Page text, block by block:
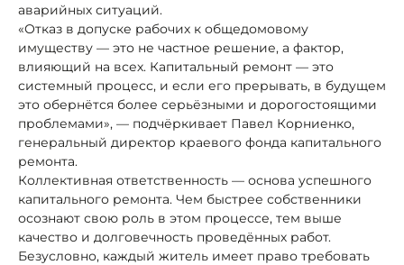
аварийных ситуаций.
«Отказ в допуске рабочих к общедомовому
имуществу — это не частное решение, а фактор,
влияющий на всех. Капитальный ремонт — это
системный процесс, и если его прерывать, в будущем
это обернётся более серьёзными и дорогостоящими
проблемами», — подчёркивает Павел Корниенко,
генеральный директор краевого фонда капитального
ремонта.
Коллективная ответственность — основа успешного
капитального ремонта. Чем быстрее собственники
осознают свою роль в этом процессе, тем выше
качество и долговечность проведённых работ.
Безусловно, каждый житель имеет право требовать